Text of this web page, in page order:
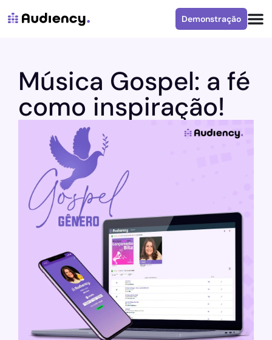
Demonstração
Música Gospel: a fé
como inspiração!